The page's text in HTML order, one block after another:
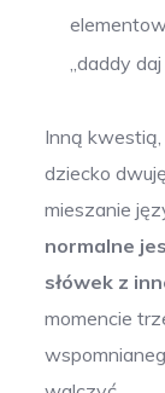
,,daddy daj
Inną
dziecko
mieszanie
normalne
słówek z
momencie